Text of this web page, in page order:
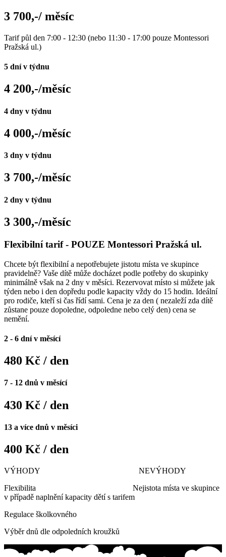
3 700,-/ měsíc
Tarif půl den 7:00 - 12:30 (nebo 11:30 - 17:00 pouze Montessori
Pražská ul.)
5 dní v týdnu
4 200,-/měsíc
4 dny v týdnu
4 000,-/měsíc
3 dny v týdnu
3 700,-/měsíc
2 dny v týdnu
3 300,-/měsíc
Flexibilní tarif - POUZE Montessori Pražská ul.
Chcete být flexibilní a nepotřebujete jistotu místa ve skupince
pravidelně? Vaše dítě může docházet podle potřeby do skupinky
minimálně však na 2 dny v měsíci. Rezervovat místo si můžete jak
týden nebo i den dopředu podle kapacity vždy do 15 hodin. Ideální
pro rodiče, kteří si čas řídí sami. Cena je za den ( nezaleží zda dítě
zůstane pouze dopoledne, odpoledne nebo celý den) cena se
nemění.
2 - 6 dní v měsící
480 Kč / den
7 - 12 dnů v měsící
430 Kč / den
13 a více dnů v měsíci
400 Kč / den
VÝHODY NEVÝHODY
Flexibilita Nejistota místa ve skupince
v případě naplnění kapacity dětí s tarifem
Regulace školkovného
Výběr dnů dle odpoledních kroužků